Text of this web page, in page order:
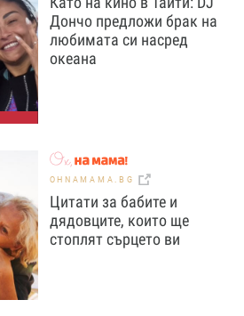
Дончо предложи брак на
любимата си насред
океана
OHNAMAMA.BG
Цитати за бабите и
дядовците, които ще
стоплят сърцето ви